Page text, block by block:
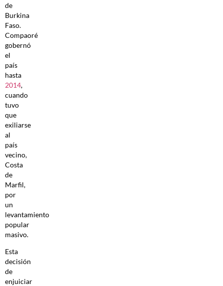
de
Burkina
Faso.
Compaoré
gobernó
el
país
hasta
2014,
cuando
tuvo
que
exiliarse
al
país
vecino,
Costa
de
Marfil,
por
un
levantamiento
popular
masivo.
Esta
decisión
de
enjuiciar